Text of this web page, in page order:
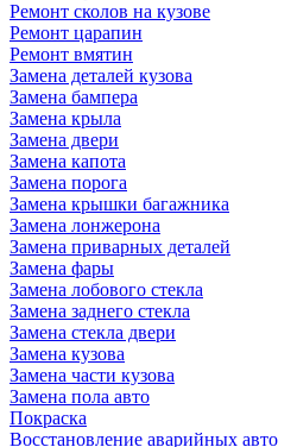
Ремонт сколов на кузове
Ремонт царапин
Ремонт вмятин
Замена деталей кузова
Замена бампера
Замена крыла
Замена двери
Замена капота
Замена порога
Замена крышки багажника
Замена лонжерона
Замена приварных деталей
Замена фары
Замена лобового стекла
Замена заднего стекла
Замена стекла двери
Замена кузова
Замена части кузова
Замена пола авто
Покраска
Восстановление аварийных авто